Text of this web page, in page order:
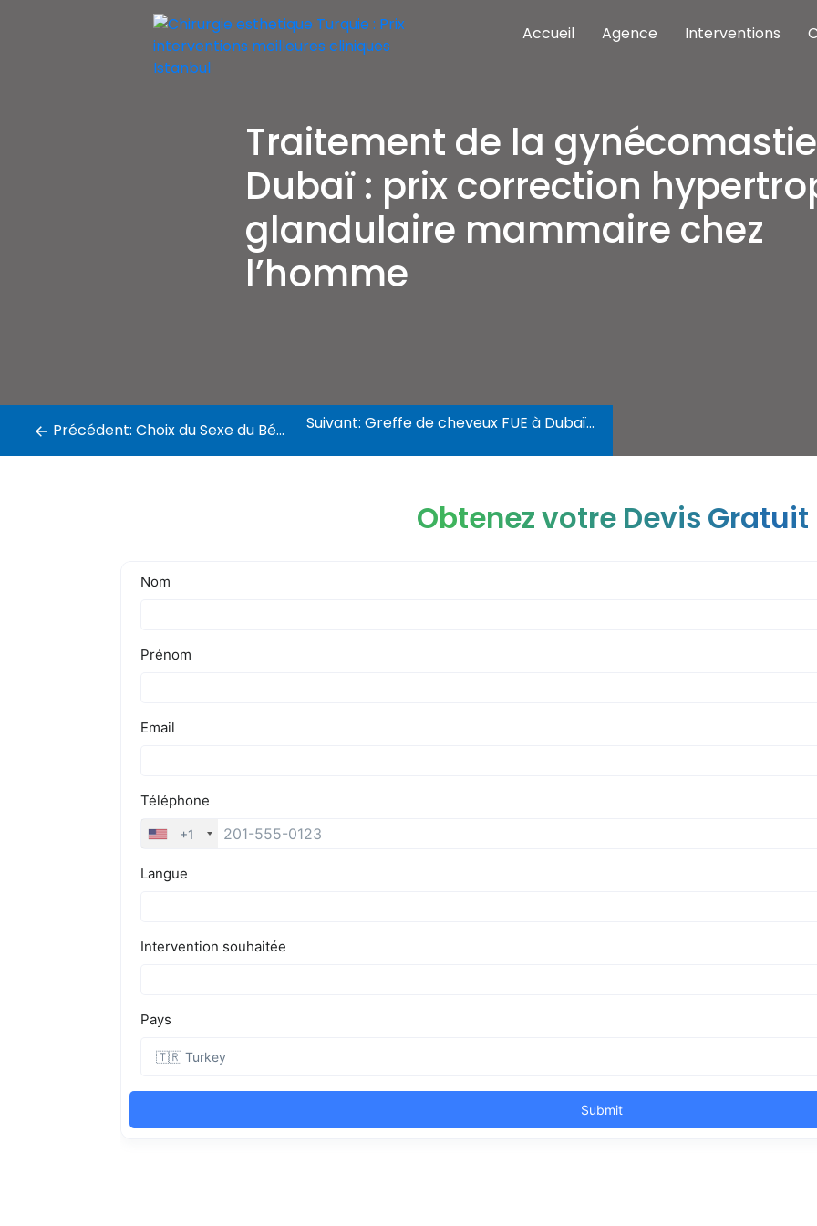
Accueil Agence Interventions
Traitement de la
Dubaï : prix correction
glandulaire mammaire chez
l’homme
l’article
Précédent: Choix du Sexe du Bébé par FIV à Dubaï : Déroulement et Prix Suivant: Greffe de cheveux FUE à Dubaï : avantages, déroulement et prix avec et sans rasage
Obtenez votre Devis Gratuit